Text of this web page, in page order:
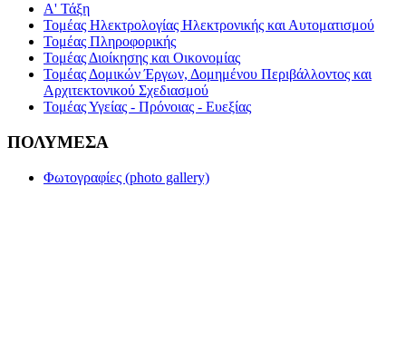
Α' Τάξη
Τομέας Ηλεκτρολογίας Ηλεκτρονικής και Αυτοματισμού
Τομέας Πληροφορικής
Τομέας Διοίκησης και Οικονομίας
Τομέας Δομικών Έργων, Δομημένου Περιβάλλοντος και
Αρχιτεκτονικού Σχεδιασμού
Τομέας Υγείας - Πρόνοιας - Ευεξίας
ΠΟΛΥΜΕΣΑ
Φωτογραφίες (photo gallery)